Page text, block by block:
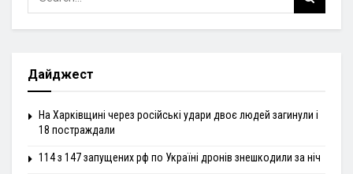
Дайджест
На Харківщині через російські удари двоє людей загинули і
18 постраждали
114 з 147 запущених рф по Україні дронів знешкодили за ніч